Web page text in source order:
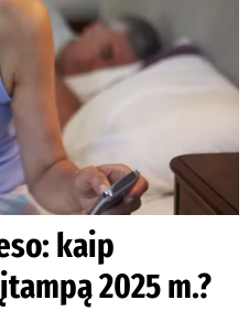
kaip
2025 m.?